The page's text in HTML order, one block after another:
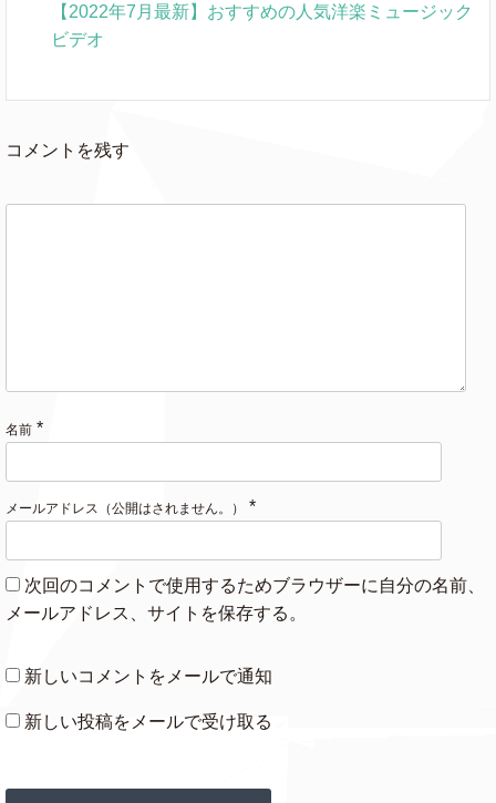
【2022年7月最新】おすすめの人気洋楽ミュージック
ビデオ
コメントを残す
名前 *
メールアドレス（公開はされません。） *
次回のコメントで使用するためブラウザーに自分の名前、
メールアドレス、サイトを保存する。
新しいコメントをメールで通知
新しい投稿をメールで受け取る